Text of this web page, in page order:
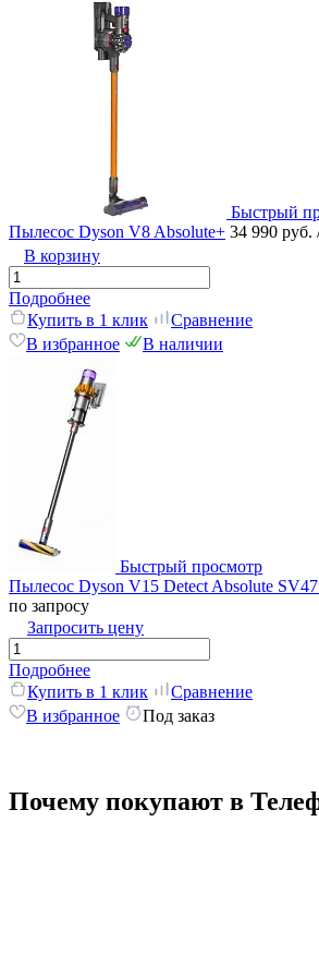
Быстрый
Пылесос Dyson V8 Absolute+ 34 990 руб.
В корзину
Подробнее
Купить в 1 клик
Сравнение
В избранное
В наличии
Быстрый просмотр
Пылесос Dyson V15 Detect Absolute
по запросу
Запросить цену
Подробнее
Купить в 1 клик
Сравнение
В избранное
Под заказ
Почему покупают в